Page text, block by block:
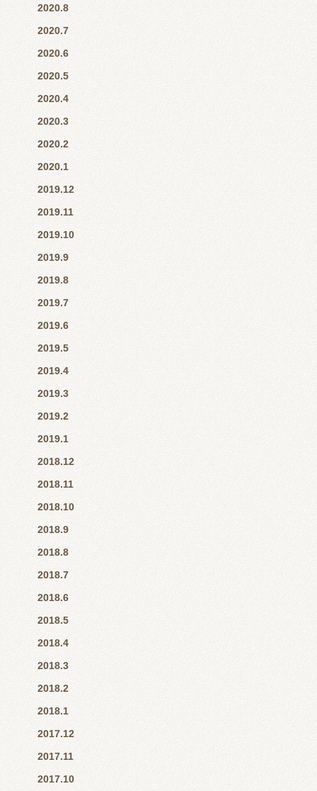
2020.8
2020.7
2020.6
2020.5
2020.4
2020.3
2020.2
2020.1
2019.12
2019.11
2019.10
2019.9
2019.8
2019.7
2019.6
2019.5
2019.4
2019.3
2019.2
2019.1
2018.12
2018.11
2018.10
2018.9
2018.8
2018.7
2018.6
2018.5
2018.4
2018.3
2018.2
2018.1
2017.12
2017.11
2017.10